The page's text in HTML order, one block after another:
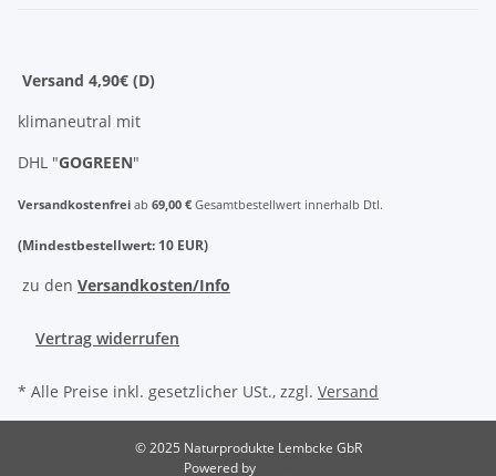
Versand 4,90€ (D)
klimaneutral mit
DHL "GOGREEN"
Versandkostenfrei ab 69,00 € Gesamtbestellwert innerhalb Dtl.
(Mindestbestellwert: 10 EUR)
zu den Versandkosten/Info
Vertrag widerrufen
* Alle Preise inkl. gesetzlicher USt., zzgl. Versand
© 2025 Naturprodukte Lembcke GbR
Powered by